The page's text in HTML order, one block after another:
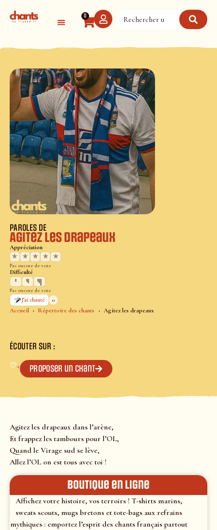
0
Accueil Répertoire des chants Agitez les drapeaux
PAROLES DE
Agitez les drapeaux
Appréciation
★
★ ★ ★ ★
Pas encore de vote
Difficulté
Pas encore de vote
J’ai chanté
0
ÉCOUTER SUR :
♡+ Proposer un chant
Agitez les drapeaux dans l’arène,
Et frappez les tambours pour l’OL,
Quand le Virage sud se lève,
Allez l’OL on est tous avec toi !
Boutique en ligne
Affichez votre histoire, vos terroirs ! T-shirts marins,
sweats scouts, mugs bretons et tote-bags aux refrains
mythiques : emportez l’esprit des chants français partout